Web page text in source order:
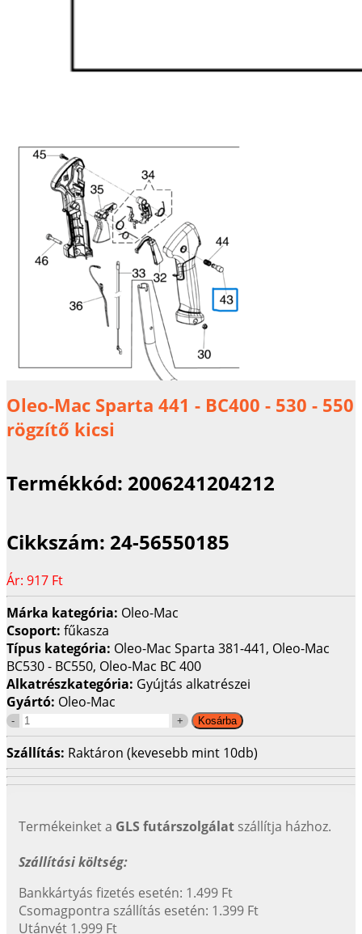
Oleo-Mac Sparta 441 - BC400 - 530 - 550
rögzítő kicsi
Termékkód: 2006241204212
Cikkszám: 24-56550185
Ár: 917 Ft
Márka kategória: Oleo-Mac
Csoport: fűkasza
Típus kategória: Oleo-Mac Sparta 381-441, Oleo-Mac
BC530 - BC550, Oleo-Mac BC 400
Alkatrészkategória: Gyújtás alkatrészei
Gyártó: Oleo-Mac
Szállítás: Raktáron (kevesebb mint 10db)
Termékeinket a GLS futárszolgálat szállítja házhoz.
Szállítási költség:
Bankkártyás fizetés esetén: 1.499 Ft
Csomagpontra szállítás esetén: 1.399 Ft
Utánvét 1.999 Ft